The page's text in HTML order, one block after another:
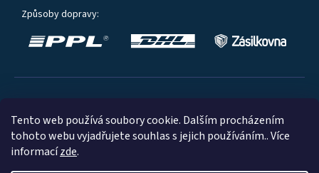
Tento web používá soubory cookie. Dalším procházením
tohoto webu vyjadřujete souhlas s jejich používáním.. Více
informacízde.
Způsoby dopravy: